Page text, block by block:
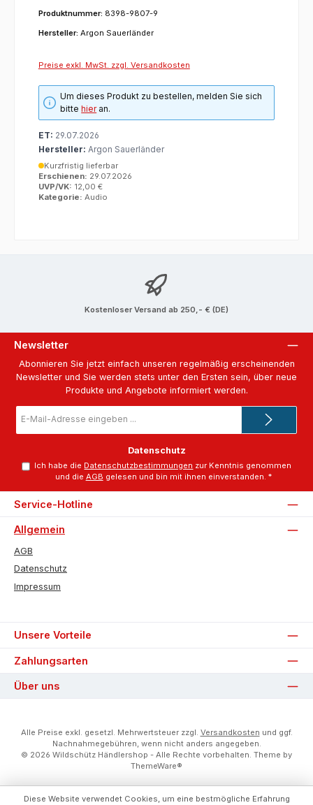
Produktnummer: 8398-9807-9
Hersteller: Argon Sauerländer
Preise exkl. MwSt. zzgl. Versandkosten
Um dieses Produkt zu bestellen, melden Sie sich
bittehieran.
ET: 29.07.2026
Hersteller: Argon Sauerländer
Kurzfristig lieferbar
Erschienen: 29.07.2026
UVP/VK: 12,00 €
Kategorie: Audio
Kostenloser Versand ab 250,- € (DE)
Newsletter
Abonnieren Sie jetzt einfach unseren regelmäßig erscheinenden
Newsletter und Sie werden stets unter den Ersten sein, über neue
Produkte und Angebote informiert werden.
Mail-
Datenschutz
Ich habe die Datenschutzbestimmungen zur Kenntnis genommen
und die AGB gelesen und bin mit ihnen einverstanden. *
Service-Hotline
Allgemein
AGB
Datenschutz
Impressum
Unsere Vorteile
Zahlungsarten
Über uns
Alle Preise exkl. gesetzl. Mehrwertsteuer zzgl. Versandkosten und ggf.
Nachnahmegebühren, wenn nicht anders angegeben.
© 2026 Wildschütz Händlershop - Alle Rechte vorbehalten. Theme by
ThemeWare®
Diese Website verwendet Cookies, um eine bestmögliche Erfahrung